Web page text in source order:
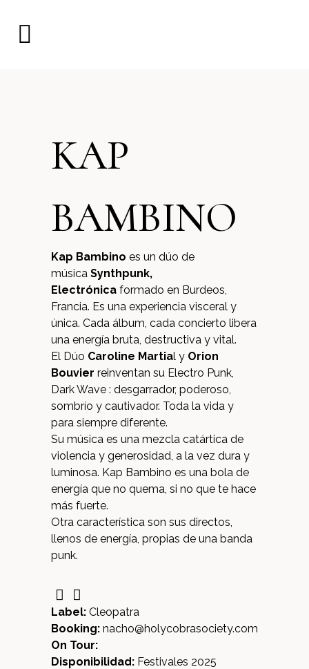
KAP
BAMBINO
Kap Bambino es un dúo de
música Synthpunk,
Electrónica formado en Burdeos,
Francia. Es una experiencia visceral y
única. Cada álbum, cada concierto libera
una energía bruta, destructiva y vital.
El Dúo Caroline Martial y Orion
Bouvier reinventan su Electro Punk,
Dark Wave : desgarrador, poderoso,
sombrío y cautivador. Toda la vida y
para siempre diferente.
Su música es una mezcla catártica de
violencia y generosidad, a la vez dura y
luminosa. Kap Bambino es una bola de
energía que no quema, si no que te hace
más fuerte.
Otra característica son sus directos,
llenos de energía, propias de una banda
punk.
Label: Cleopatra
Booking: nacho@holycobrasociety.com
On Tour:
Disponibilidad: Festivales 2025